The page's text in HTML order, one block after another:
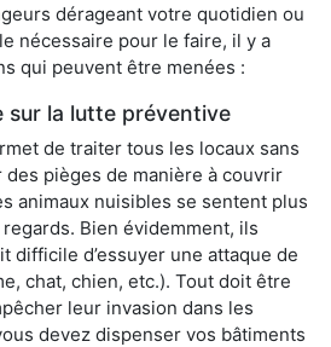
dérageant votre quotidien ou
nécessaire pour le faire, il y a
qui peuvent être menées :
sur la lutte préventive
de traiter tous les locaux sans
pièges de manière à couvrir
animaux nuisibles se sentent plus
Bien évidemment, ils
difficile d’essuyer une attaque de
chat, chien, etc.). Tout doit être
leur invasion dans les
devez dispenser vos bâtiments